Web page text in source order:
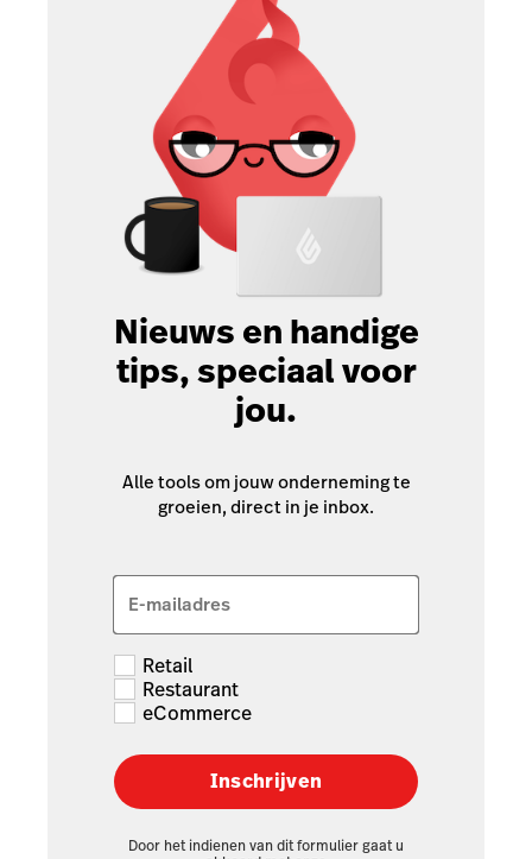
Nieuws en handige
tips, speciaal voor
jou.
Alle tools om jouw onderneming te
groeien, direct in je inbox.
E-mailadres
Retail
Restaurant
eCommerce
Inschrijven
Door het indienen van dit formulier gaat u